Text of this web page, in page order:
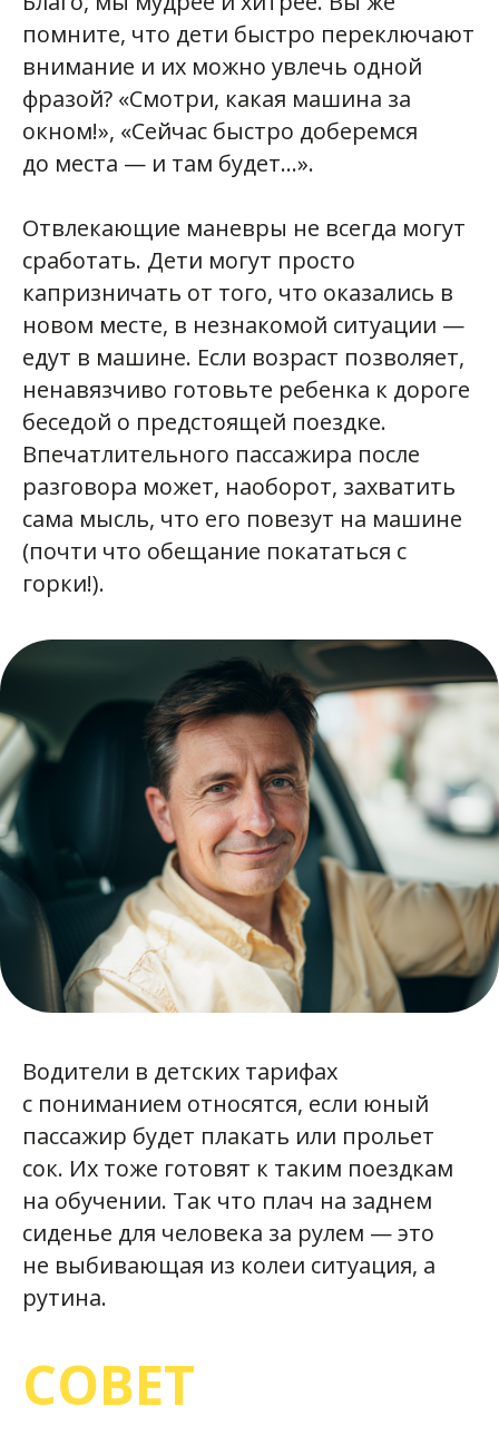
помните, что дети быстро переключают
внимание и их можно увлечь одной
фразой? «Смотри, какая машина за
окном!», «Сейчас быстро доберемся
до места — и там будет…».
Отвлекающие маневры не всегда могут
сработать. Дети могут просто
капризничать от того, что оказались в
новом месте, в незнакомой ситуации —
едут в машине. Если возраст позволяет,
ненавязчиво готовьте ребенка к дороге
беседой о предстоящей поездке.
Впечатлительного пассажира после
разговора может, наоборот, захватить
сама мысль, что его повезут на машине
(почти что обещание покататься с
горки!).
Водители в детских тарифах
с пониманием относятся, если юный
пассажир будет плакать или прольет
сок. Их тоже готовят к таким поездкам
на обучении. Так что плач на заднем
сиденье для человека за рулем — это
не выбивающая из колеи ситуация, а
рутина.
СОВЕТ
Перед поездкой водитель может
попросить поправить ремни
и положение ребенка в кресле.
Пока юный пассажир не
пристегнут, машина не начнет
движение.
Водители тарифа «Детский»
регулярно выполняют такие
поездки и знают нюансы
безопасных перевозок детей.
Поэтому им можно доверять.
Политика АО «ИД «Комсомольская правда»
реализации требований к защите персональных
Политика обработки данных|
Политика
обработки
Директор отдела
спецпроектов
Валерия Ульянова
Автор идеи
Елена Ионова
Текст
Андрей Абрамов
Филатова
Дизайн и верстка
Людмила Филатова
ООО «Яндекс.Такси»
ИНН 7704340310
erid: 2W5zFHRFTHB